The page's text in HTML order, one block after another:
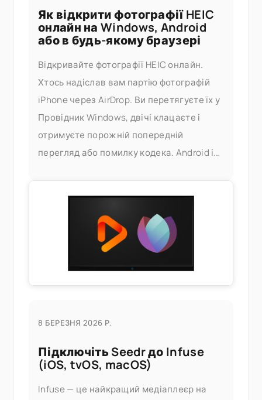
Як відкрити фотографії HEIC
онлайн на Windows, Android
або в будь-якому браузері
Відкривайте фотографії HEIC онлайн.
Хтось надіслав вам партію фотографій
iPhone через AirDrop. Ви перетягуєте їх у
Провідник Windows, двічі клацаєте і
отримуєте порожній попередній
перегляд або помилку кодека. Android і
або купівля стороннього
8 БЕРЕЗНЯ 2026 Р.
Підключіть Seedr до Infuse
(iOS, tvOS, macOS)
Infuse — це найкращий медіаплеєр на